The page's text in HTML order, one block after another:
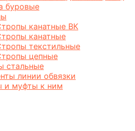
буровые
канатные ВК
канатные
текстильные
цепные
стальные
линии обвязки
и муфты к ним